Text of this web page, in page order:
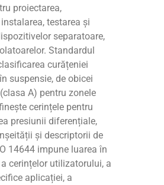
proiectarea,
testarea și
separatoare,
Standardul
curățeniei
suspensie, de obicei
A) pentru zonele
cerințele pentru
presiunii diferențiale,
și descriptorii de
14644 impune luarea în
cerințelor utilizatorului, a
aplicației, a